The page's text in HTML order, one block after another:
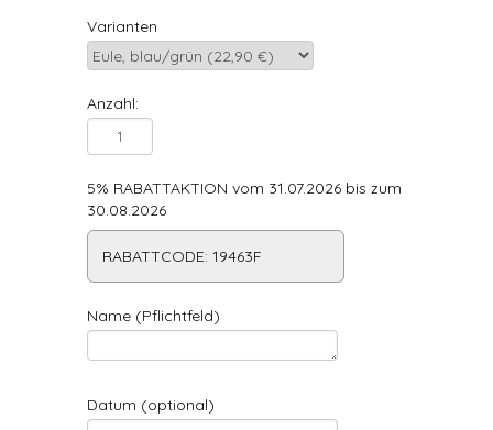
Varianten
Anzahl:
5% RABATTAKTION vom 31.07.2026 bis zum
30.08.2026
RABATTCODE: 19463F
Name (Pflichtfeld)
Datum (optional)